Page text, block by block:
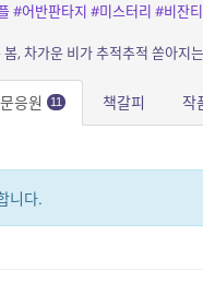
#어반판타지 #미스터리 #비잔
응원 11 책갈피 작
니다.